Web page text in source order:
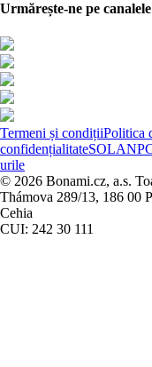
Urmărește-ne pe
Termeni și condițiiPolitica
confidențialitateSOL
urile
© 2026 Bonami.cz, a.s.
Thámova 289/13, 186 00
Cehia
CUI: 242 30 111